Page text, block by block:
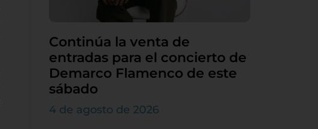
Continúa la venta de
entradas para el concierto de
Demarco Flamenco de este
sábado
4 de agosto de 2026